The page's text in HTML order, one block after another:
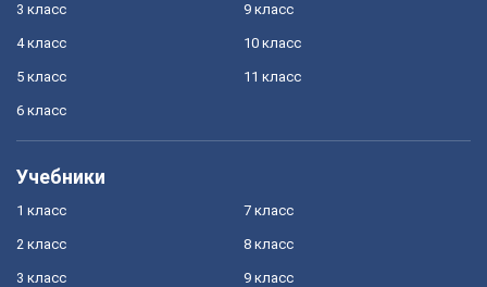
3 класс
4 класс
5 класс
6 класс
9 класс
10 класс
11 класс
Учебники
1 класс
2 класс
3 класс
7 класс
8 класс
9 класс